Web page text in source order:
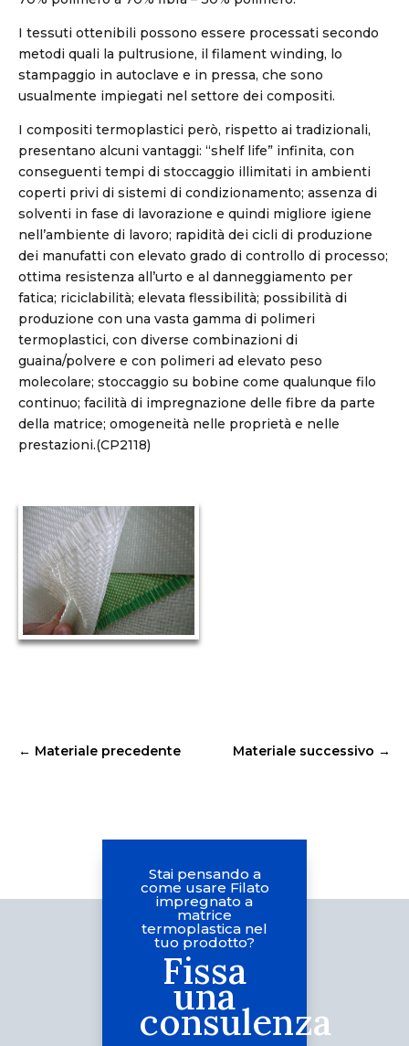
I tessuti ottenibili possono essere processati secondo
metodi quali la pultrusione, il filament winding, lo
stampaggio in autoclave e in pressa, che sono
usualmente impiegati nel settore dei compositi.
I compositi termoplastici però, rispetto ai tradizionali,
presentano alcuni vantaggi: “shelf life” infinita, con
conseguenti tempi di stoccaggio illimitati in ambienti
coperti privi di sistemi di condizionamento; assenza di
solventi in fase di lavorazione e quindi migliore igiene
nell’ambiente di lavoro; rapidità dei cicli di produzione
dei manufatti con elevato grado di controllo di processo;
ottima resistenza all’urto e al danneggiamento per
fatica; riciclabilità; elevata flessibilità; possibilità di
produzione con una vasta gamma di polimeri
termoplastici, con diverse combinazioni di
guaina/polvere e con polimeri ad elevato peso
molecolare; stoccaggio su bobine come qualunque filo
continuo; facilità di impregnazione delle fibre da parte
della matrice; omogeneità nelle proprietà e nelle
prestazioni.(CP2118)
← Materiale precedente Materiale successivo →
Stai pensando a
come usare Filato
impregnato a
matrice
termoplastica nel
tuo prodotto?
Fissa
una
consulenza